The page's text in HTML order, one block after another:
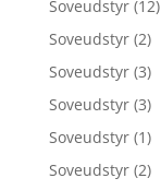
Soveudstyr (12)
Soveudstyr (2)
Soveudstyr (3)
Soveudstyr (3)
Soveudstyr (1)
Soveudstyr (2)